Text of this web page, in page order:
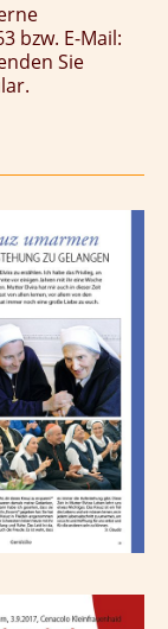
bzw. E-Mail:
Sie